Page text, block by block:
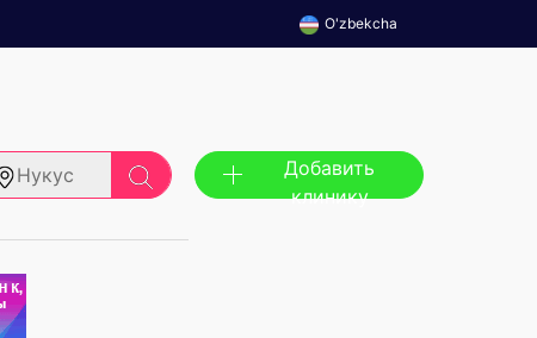
O'zbekcha
Нукус
Добавить
клинику